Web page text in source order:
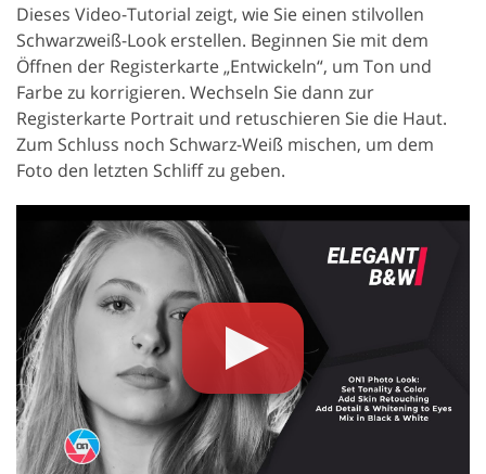
Dieses Video-Tutorial zeigt, wie Sie einen stilvollen
Schwarzweiß-Look erstellen. Beginnen Sie mit dem
Öffnen der Registerkarte „Entwickeln“, um Ton und
Farbe zu korrigieren. Wechseln Sie dann zur
Registerkarte Portrait und retuschieren Sie die Haut.
Zum Schluss noch Schwarz-Weiß mischen, um dem
Foto den letzten Schliff zu geben.